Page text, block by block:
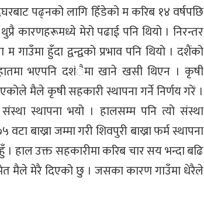
पढ्नको लागि हिँडेको म करिब १४ वर्षपछि
कारणहरूमध्ये मेरो पढाई पनि थियो । निरन्तर
हुँदा द्वन्द्वको प्रभाव पनि थियो । दशैंको
भएपनि दशंैमा खाने खसी थिएन । कृषी
मैले कृषी सहकारी स्थापना गर्ने निर्णय गरें ।
स्थापना भयो । हालसम्म पनि त्यो संस्था
बाख्रा जम्मा गरी शिवपुरी बाख्रा फर्म स्थापना
हाल उक्त सहकारीमा करिब चार सय भन्दा बढि
मैले मेरै दिएको छु । जसका कारण गाउँमा धेरैले